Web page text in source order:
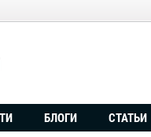
БЛОГИ СТАТЬИ